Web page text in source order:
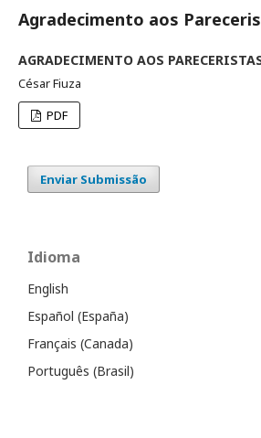
Agradecimento aos
AGRADECIMENTO AOS
César Fiuza
PDF
Enviar Submissão
Idioma
English
Español (España)
Français (Canada)
Português (Brasil)